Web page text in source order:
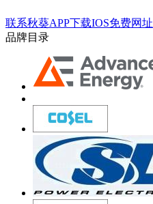
联系秋葵APP下载IOS免费网址
品牌目录